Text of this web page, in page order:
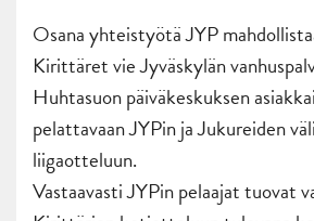
Osana yhteistyötä JYP
Kirittäret vie Jyväskylän
Huhtasuon päiväkeskuksen
pelattavaan JYPin ja Jukureiden
liigaotteluun.
Vastaavasti JYPin pelaajat tuovat